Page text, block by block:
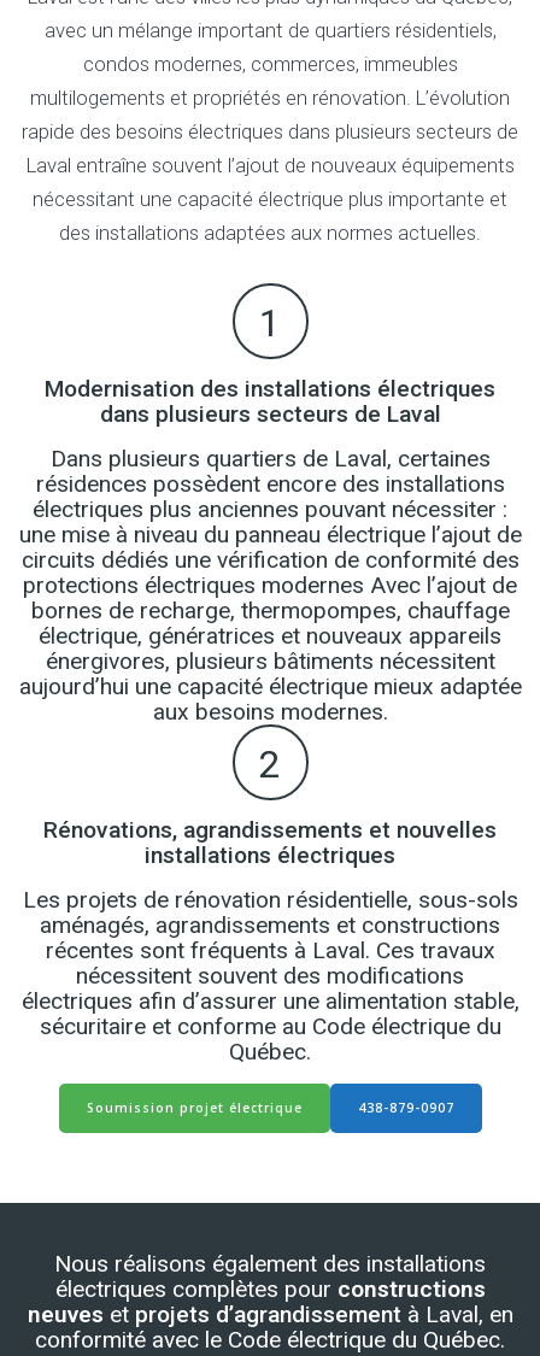
avec un mélange important de quartiers résidentiels,
condos modernes, commerces, immeubles
multilogements et propriétés en rénovation. L’évolution
rapide des besoins électriques dans plusieurs secteurs de
Laval entraîne souvent l’ajout de nouveaux équipements
nécessitant une capacité électrique plus importante et
des installations adaptées aux normes actuelles.
1
Modernisation des installations électriques
dans plusieurs secteurs de Laval
Dans plusieurs quartiers de Laval, certaines
résidences possèdent encore des installations
électriques plus anciennes pouvant nécessiter :
une mise à niveau du panneau électrique l’ajout de
circuits dédiés une vérification de conformité des
protections électriques modernes Avec l’ajout de
bornes de recharge, thermopompes, chauffage
électrique, génératrices et nouveaux appareils
énergivores, plusieurs bâtiments nécessitent
aujourd’hui une capacité électrique mieux adaptée
aux besoins modernes.
2
Rénovations, agrandissements et nouvelles
installations électriques
Les projets de rénovation résidentielle, sous-sols
aménagés, agrandissements et constructions
récentes sont fréquents à Laval. Ces travaux
nécessitent souvent des modifications
électriques afin d’assurer une alimentation stable,
sécuritaire et conforme au Code électrique du
Québec.
Soumission projet électrique 438-879-0907
Nous réalisons également des installations
électriques complètes pour constructions
neuves et projets d’agrandissement à Laval, en
conformité avec le Code électrique du Québec.